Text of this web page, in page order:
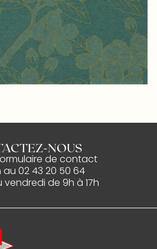
NOUS
de contact
au 02 43 20 50 64
vendredi de 9h à 17h